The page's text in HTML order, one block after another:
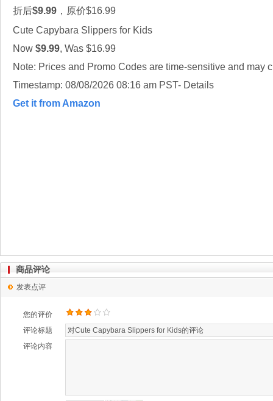
折后$9.99 ，原价$16.99
Cute Capybara Slippers for Kids
Now $9.99, Was $16.99
Note: Prices and Promo Codes are time-sensitive and may
Timestamp: 08/08/2026 08:16 am PST- Details
Get it from Amazon
商品评论
发表点评
您的评价
评论标题
评论内容